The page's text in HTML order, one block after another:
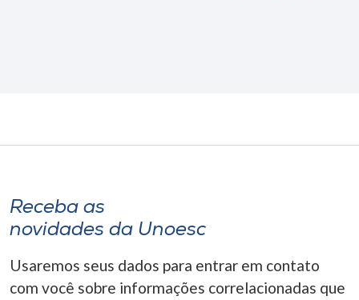
Receba as
novidades da Unoesc
Usaremos seus dados para entrar em contato
com você sobre informações correlacionadas que